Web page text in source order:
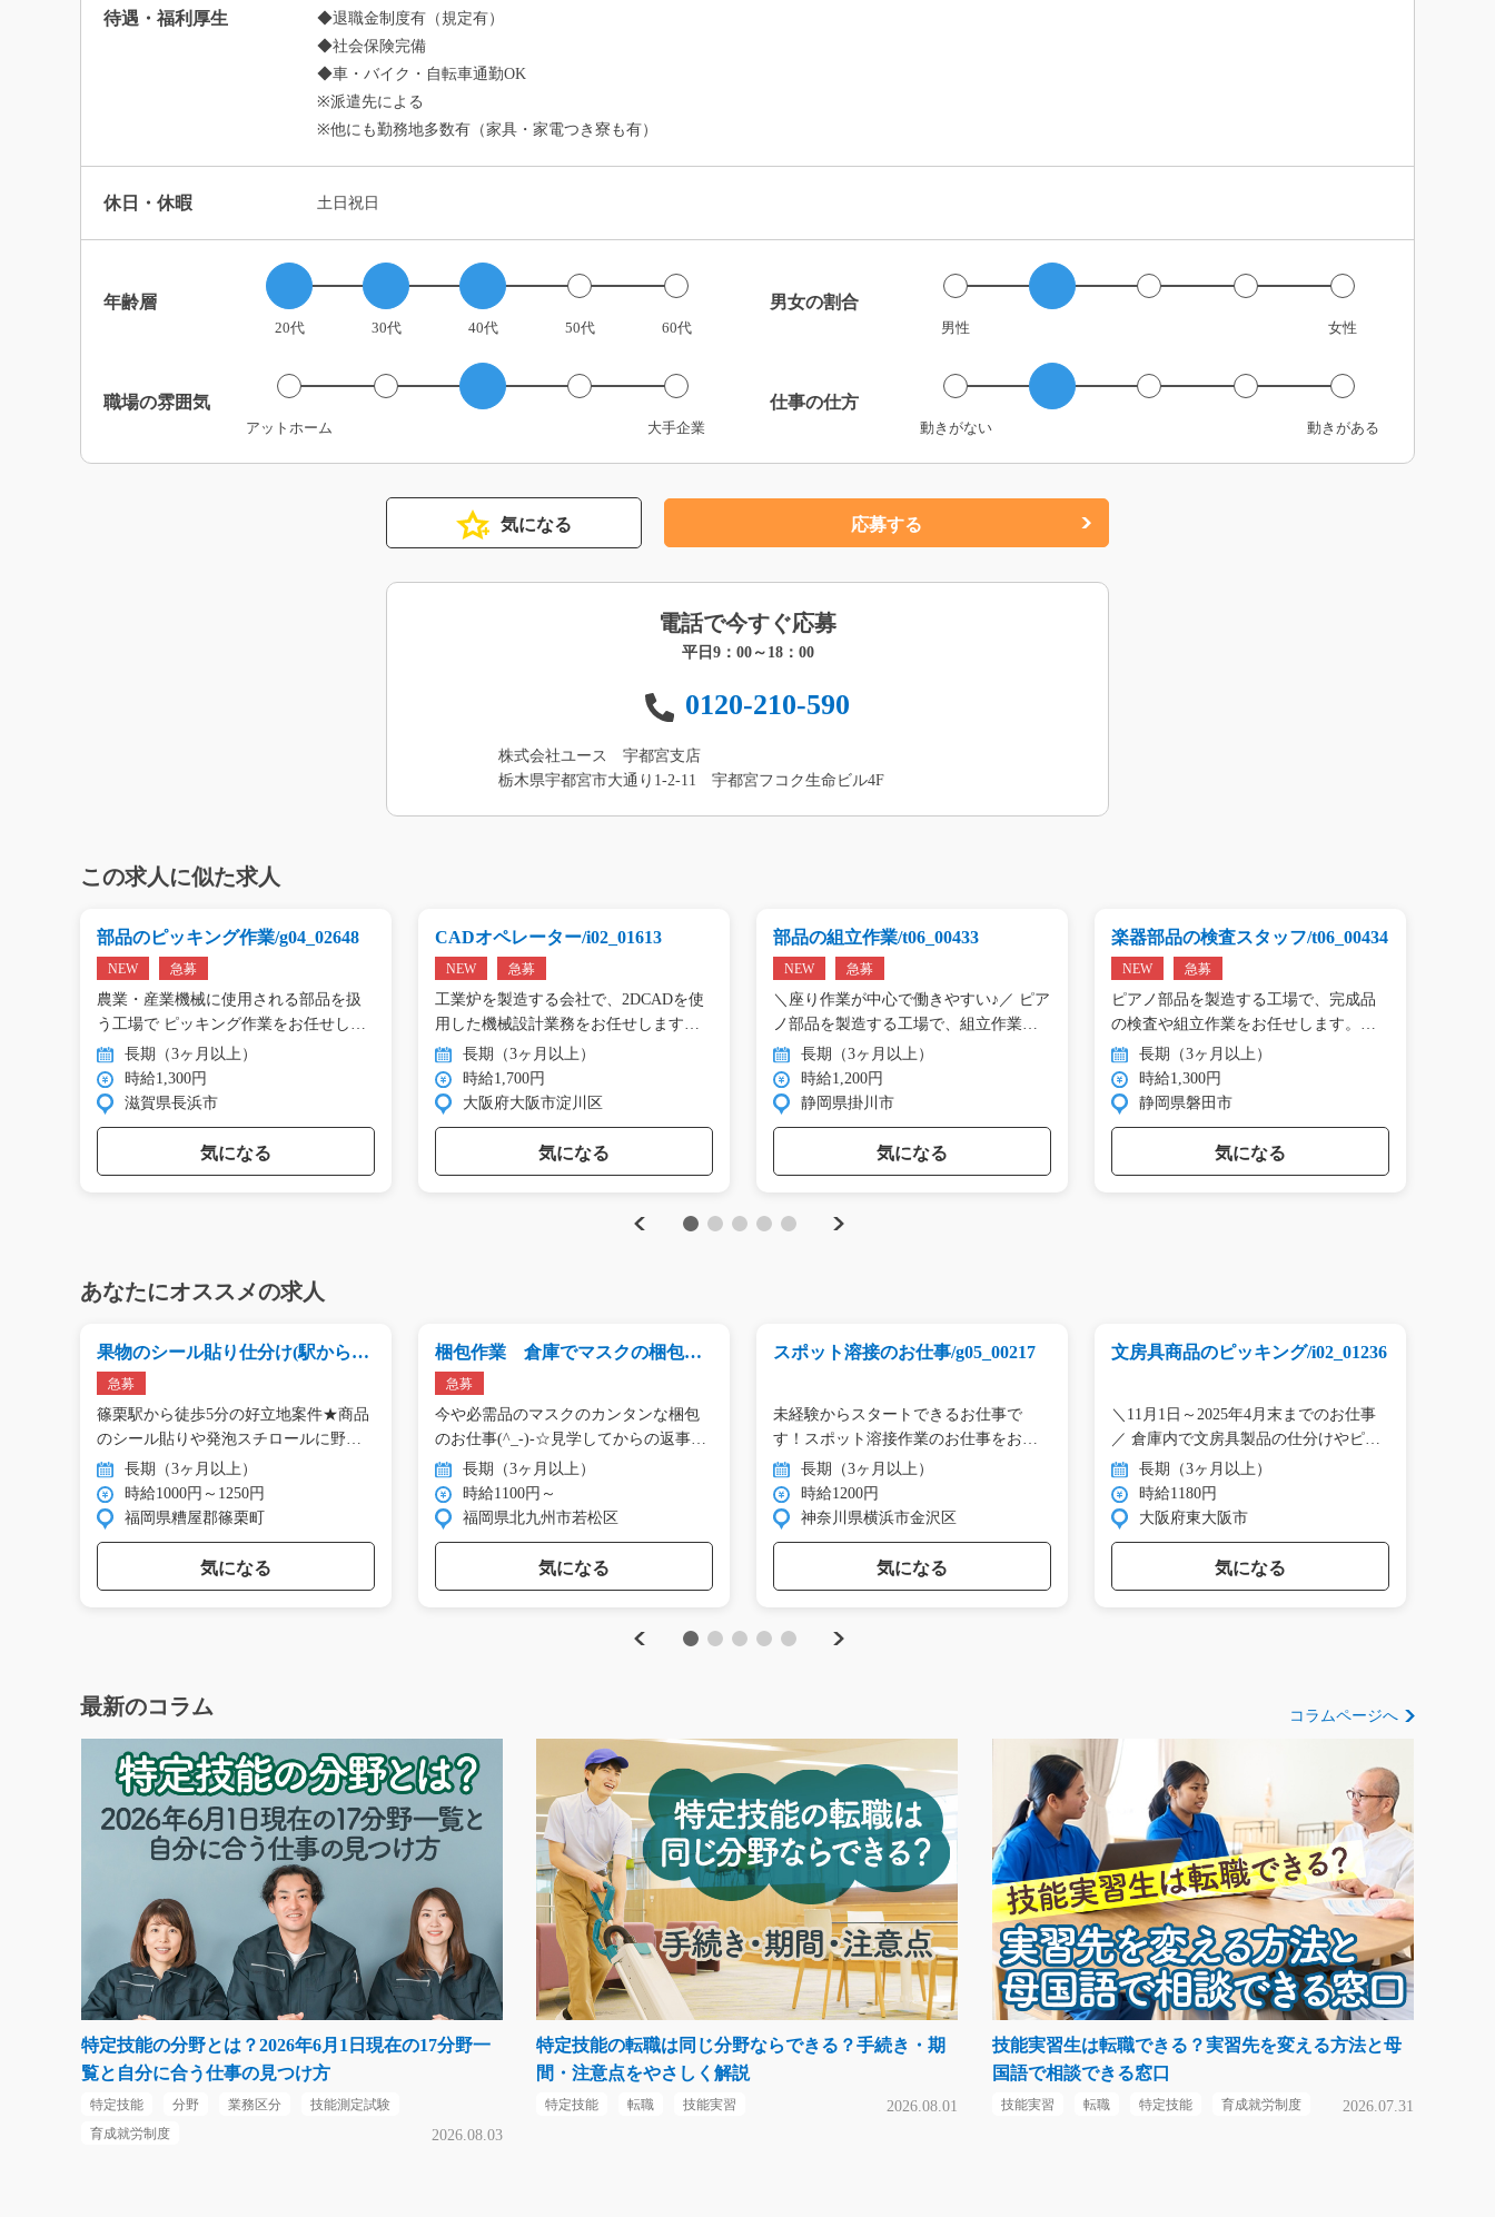
待遇・福利厚生
◆退職金制度有（規定有）
◆社会保険完備
◆車・バイク・自転車通勤OK
※派遣先による
※他にも勤務地多数有（家具・家電つき寮も有）
休日・休暇 土日祝日
年齢層
20代 30代 40代 50代 60代
男女の割合
男性 女性
職場の雰囲気
アットホーム 大手企業
仕事の仕方
動きがない 動きがある
気になる 応募する
電話で今すぐ応募
平日9：00～18：00
0120-210-590
株式会社ユース 宇都宮支店
栃木県宇都宮市大通り1-2-11 宇都宮フコク生命ビル4F
この求人に似た求人
Previous
部品のピッキング作業/g04_02648
NEW 急募
農業・産業機械に使用される部品を扱
う工場で ピッキング作業をお任せし
ま… 長期（3ヶ月以上）
時給1,300円
滋賀県長浜市
気になる
CADオペレーター/i02_01613
NEW 急募
工業炉を製造する会社で、2DCADを使
用した機械設計業務をお任せします。
…
長期（3ヶ月以上）
時給1,700円
大阪府大阪市淀川区
気になる
部品の組立作業/t06_00433
NEW 急募
＼座り作業が中心で働きやすい♪／ ピア
ノ部品を製造する工場で、組立作業…
長期（3ヶ月以上）
時給1,200円
静岡県掛川市
気になる
楽器部品の検査スタッフ/t06_00434
NEW 急募
ピアノ部品を製造する工場で、完成品
の検査や組立作業をお任せします。
目… 長期（3ヶ月以上）
時給1,300円
静岡県磐田市
気になる
Next
あなたにオススメの求人
Previous
果物のシール貼り仕分け(駅から徒
歩5分)/y03_00774
急募
篠栗駅から徒歩5分の好立地案件★商品
のシール貼りや発泡スチロールに野
菜… 長期（3ヶ月以上）
時給1000円～1250円
福岡県糟屋郡篠栗町
気になる
梱包作業 倉庫でマスクの梱包ス
タッフ/y08_01246
急募
今や必需品のマスクのカンタンな梱包
のお仕事(^_-)-☆見学してからの返事
も… 長期（3ヶ月以上）
時給1100円～
福岡県北九州市若松区
気になる
スポット溶接のお仕事/g05_00217
未経験からスタートできるお仕事で
す！スポット溶接作業のお仕事をお願
い… 長期（3ヶ月以上）
時給1200円
神奈川県横浜市金沢区
気になる
文房具商品のピッキング/i02_01236
＼11月1日～2025年4月末までのお仕事
／ 倉庫内で文房具製品の仕分けやピ
ッ… 長期（3ヶ月以上）
時給1180円
大阪府東大阪市
気になる
Next
最新のコラム コラムページへ
特定技能の分野とは？2026年6月1日現在の17分野一
覧と自分に合う仕事の見つけ方
特定技能 分野 業務区分
技能測定試験
育成就労制度
2026.08.03
特定技能の転職は同じ分野ならできる？手続き・期
間・注意点をやさしく解説
特定技能 転職 技能実習 2026.08.01
技能実習生は転職できる？実習先を変える方法と母
国語で相談できる窓口
技能実習 転職 特定技能 育成就労制度 2026.07.31